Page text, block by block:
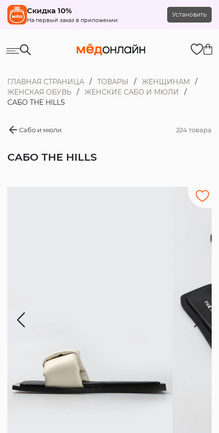
Скидка 10%
На первый заказ в приложении
Установить
ГЛАВНАЯ СТРАНИЦА ТОВАРЫ
ЖЕНЩИНАМ
ЖЕНСКАЯ ОБУВЬ
ЖЕНСКИЕ САБО И МЮЛИ
САБО THE HILLS
Сабо и мюли 224 товара
САБО THE HILLS